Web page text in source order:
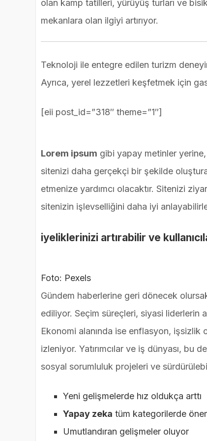
olan kamp tatilleri, yürüyüş turları ve
mekanlara olan ilgiyi artırıyor.
Teknoloji ile entegre edilen turizm
Ayrıca, yerel lezzetleri keşfetmek için
[eii post_id=”318″ theme=”1″]
Lorem ipsum gibi yapay metinler
sitenizi daha gerçekçi bir şekilde
etmenize yardımcı olacaktır. Sitenizi
sitenizin işlevselliğini daha iyi
iyeliklerinizi artırabilir ve
Foto: Pexels
Gündem haberlerine geri dönecek
ediliyor. Seçim süreçleri, siyasi liderlerin
Ekonomi alanında ise enflasyon, işsizlik
izleniyor. Yatırımcılar ve iş dünyası, bu
sosyal sorumluluk projeleri ve
Yeni gelişmelerde hız oldukça arttı
Yapay zeka tüm kategorilerde
Umutlandıran gelişmeler oluyor